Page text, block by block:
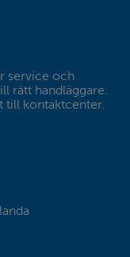
service och
rätt handläggare.
till kontaktcenter.